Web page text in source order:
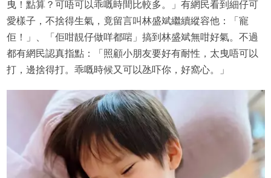
曳！點算？可唔可以乖嘅時間比較多。」有網民看到細仔可
愛樣子，不捨得生氣，竟留言叫林盛斌繼續縱容他：「寵
佢！」、「佢咁靚仔做咩都啱」搞到林盛斌無咁好氣。不過
都有網民認真指點：「照顧小朋友要好有耐性，太曳唔可以
打，邊捨得打。乖嘅時候又可以氹吓你，好窩心。」